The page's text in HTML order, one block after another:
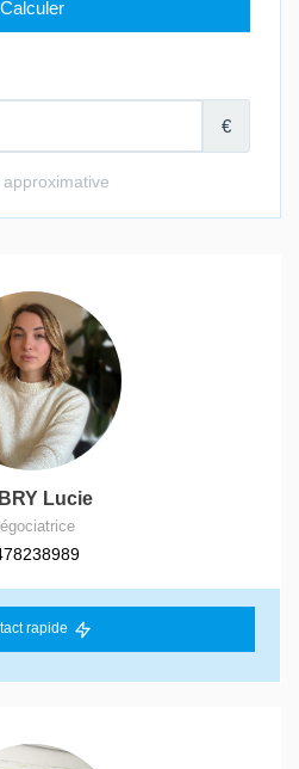
Lucie
rapide